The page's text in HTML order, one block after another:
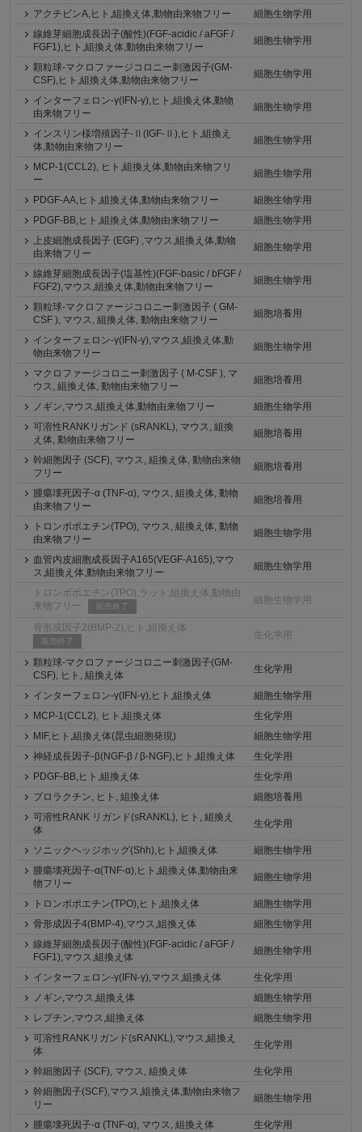
アクチビンA,ヒト,組換え体,動物由来物フリー
細胞生物学用
線維芽細胞成長因子(酸性)(FGF-acidic / aFGF /
FGF1),ヒト,組換え体,動物由来物フリー
細胞生物学用
顆粒球-マクロファージコロニー刺激因子(GM-
CSF),ヒト,組換え体,動物由来物フリー
細胞生物学用
インターフェロン-γ(IFN-γ),ヒト,組換え体,動物
由来物フリー
細胞生物学用
インスリン様増殖因子-Ⅱ(IGF-Ⅱ),ヒト,組換え
体,動物由来物フリー
細胞生物学用
MCP-1(CCL2), ヒト,組換え体,動物由来物フリ
ー
細胞生物学用
PDGF-AA,ヒト,組換え体,動物由来物フリー
細胞生物学用
PDGF-BB,ヒト,組換え体,動物由来物フリー
細胞生物学用
上皮細胞成長因子 (EGF) ,マウス,組換え体,動物
由来物フリー
細胞生物学用
線維芽細胞成長因子(塩基性)(FGF-basic / bFGF /
FGF2),マウス,組換え体,動物由来物フリー
細胞生物学用
顆粒球-マクロファージコロニー刺激因子 ( GM-
CSF ), マウス, 組換え体, 動物由来物フリー
細胞培養用
インターフェロン-γ(IFN-γ),マウス,組換え体,動
物由来物フリー
細胞生物学用
マクロファージコロニー刺激因子 ( M-CSF ), マ
ウス, 組換え体, 動物由来物フリー
細胞培養用
ノギン,マウス,組換え体,動物由来物フリー
細胞生物学用
可溶性RANKリガンド (sRANKL), マウス, 組換
え体, 動物由来物フリー
細胞培養用
幹細胞因子 (SCF), マウス, 組換え体, 動物由来物
フリー
細胞培養用
腫瘍壊死因子-α (TNF-α), マウス, 組換え体, 動物
由来物フリー
細胞培養用
トロンボポエチン(TPO), マウス, 組換え体, 動物
由来物フリー
細胞生物学用
血管内皮細胞成長因子A165(VEGF-A165),マウ
ス,組換え体,動物由来物フリー
細胞生物学用
トロンボポエチン(TPO),ラット,組換え体,動物由
来物フリー
販売終了
細胞生物学用
骨形成因子2(BMP-2),ヒト,組換え体
販売終了
生化学用
顆粒球-マクロファージコロニー刺激因子(GM-
CSF), ヒト, 組換え体
生化学用
インターフェロン-γ(IFN-γ),ヒト,組換え体
細胞生物学用
MCP-1(CCL2), ヒト,組換え体
生化学用
MIF,ヒト,組換え体(昆虫細胞発現)
細胞生物学用
神経成長因子-β(NGF-β / β-NGF),ヒト,組換え体
生化学用
PDGF-BB,ヒト,組換え体
生化学用
プロラクチン, ヒト, 組換え体
細胞培養用
可溶性RANK リガンド(sRANKL), ヒト, 組換え
体
生化学用
ソニックヘッジホッグ(Shh),ヒト,組換え体
細胞生物学用
腫瘍壊死因子-α(TNF-α),ヒト,組換え体,動物由来
物フリー
細胞生物学用
トロンボポエチン(TPO),ヒト,組換え体
細胞生物学用
骨形成因子4(BMP-4),マウス,組換え体
細胞生物学用
線維芽細胞成長因子(酸性)(FGF-acidic / aFGF /
FGF1),マウス,組換え体
細胞生物学用
インターフェロン-γ(IFN-γ),マウス,組換え体
生化学用
ノギン,マウス,組換え体
細胞生物学用
レプチン,マウス,組換え体
細胞生物学用
可溶性RANKリガンド(sRANKL),マウス,組換え
体
生化学用
幹細胞因子 (SCF), マウス, 組換え体
生化学用
幹細胞因子(SCF),マウス,組換え体,動物由来物フ
リー
細胞生物学用
腫瘍壊死因子-α (TNF-α), マウス, 組換え体
生化学用